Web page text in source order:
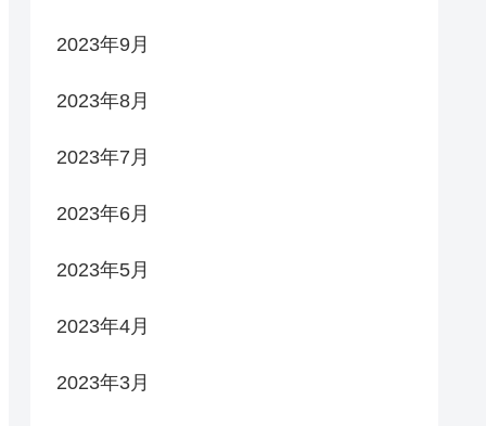
2023年9月
2023年8月
2023年7月
2023年6月
2023年5月
2023年4月
2023年3月